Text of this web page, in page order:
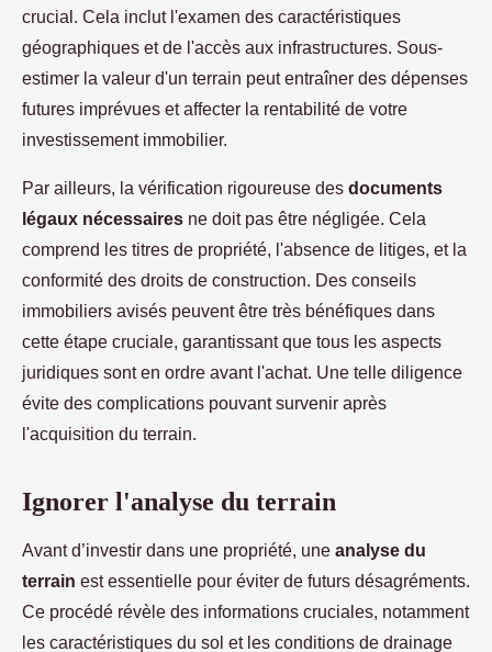
crucial. Cela inclut l'examen des caractéristiques
géographiques et de l'accès aux infrastructures. Sous-
estimer la valeur d'un terrain peut entraîner des dépenses
futures imprévues et affecter la rentabilité de votre
investissement immobilier.
Par ailleurs, la vérification rigoureuse des documents
légaux nécessaires ne doit pas être négligée. Cela
comprend les titres de propriété, l'absence de litiges, et la
conformité des droits de construction. Des conseils
immobiliers avisés peuvent être très bénéfiques dans
cette étape cruciale, garantissant que tous les aspects
juridiques sont en ordre avant l'achat. Une telle diligence
évite des complications pouvant survenir après
l'acquisition du terrain.
Ignorer l'analyse du terrain
Avant d’investir dans une propriété, une analyse du
terrain est essentielle pour éviter de futurs désagréments.
Ce procédé révèle des informations cruciales, notamment
les caractéristiques du sol et les conditions de drainage